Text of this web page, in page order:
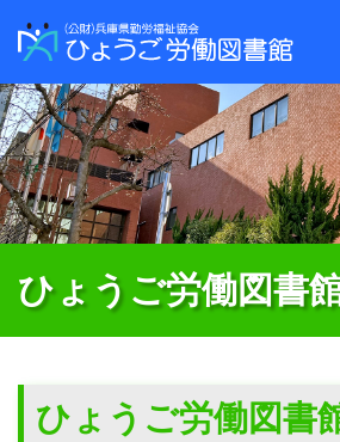
ひょうご労働図書
ひょうご労働図書